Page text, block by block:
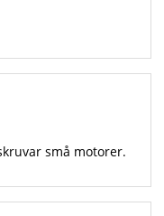
små motorer.